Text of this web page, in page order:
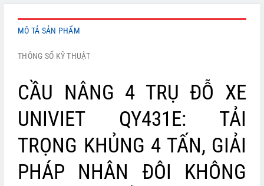
MÔ TẢ SẢN PHẨM
THÔNG SỐ KỸ THUẬT
CẦU NÂNG 4 TRỤ ĐỖ XE
UNIVIET QY431E: TẢI
TRỌNG KHỦNG 4 TẤN, GIẢI
PHÁP NHÂN ĐÔI KHÔNG